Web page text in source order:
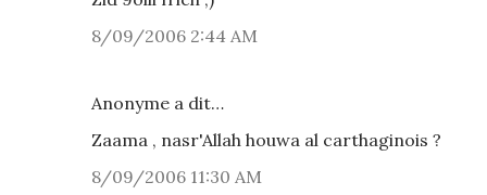
8/09/2006 2:44 AM
Anonyme a dit…
Zaama , nasr'Allah houwa al carthaginois ?
8/09/2006 11:30 AM